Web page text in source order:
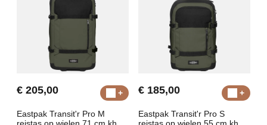
€ 205,00
Eastpak Transit'r Pro M
€ 185,00
Eastpak Transit'r Pro S